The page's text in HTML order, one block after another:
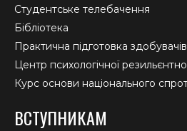
Студентське телебачення
Бібліотека
Практична підготовка
Центр психологічної
Курс основи національного
ВСТУПНИКАМ